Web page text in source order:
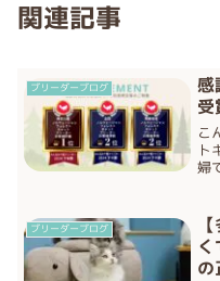
関連記事
ブリーダーブログ
感
受
こ
ト
婦
半
ブリーダーブログ
の